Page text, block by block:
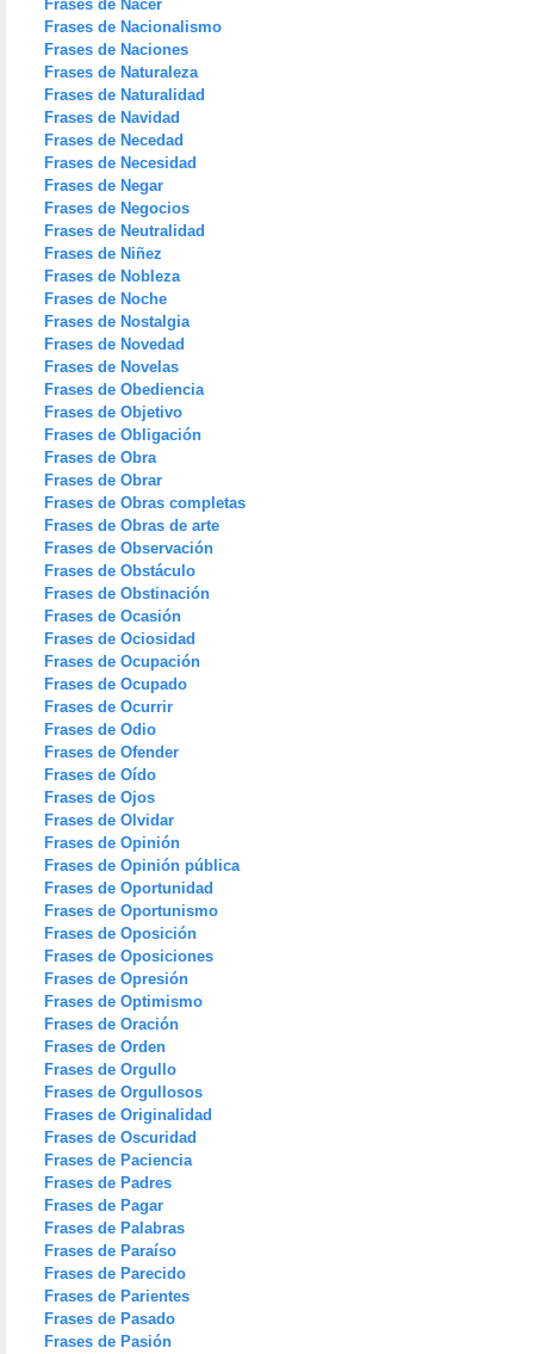
Frases de Nacer
Frases de Nacionalismo
Frases de Naciones
Frases de Naturaleza
Frases de Naturalidad
Frases de Navidad
Frases de Necedad
Frases de Necesidad
Frases de Negar
Frases de Negocios
Frases de Neutralidad
Frases de Niñez
Frases de Nobleza
Frases de Noche
Frases de Nostalgia
Frases de Novedad
Frases de Novelas
Frases de Obediencia
Frases de Objetivo
Frases de Obligación
Frases de Obra
Frases de Obrar
Frases de Obras completas
Frases de Obras de arte
Frases de Observación
Frases de Obstáculo
Frases de Obstinación
Frases de Ocasión
Frases de Ociosidad
Frases de Ocupación
Frases de Ocupado
Frases de Ocurrir
Frases de Odio
Frases de Ofender
Frases de Oído
Frases de Ojos
Frases de Olvidar
Frases de Opinión
Frases de Opinión pública
Frases de Oportunidad
Frases de Oportunismo
Frases de Oposición
Frases de Oposiciones
Frases de Opresión
Frases de Optimismo
Frases de Oración
Frases de Orden
Frases de Orgullo
Frases de Orgullosos
Frases de Originalidad
Frases de Oscuridad
Frases de Paciencia
Frases de Padres
Frases de Pagar
Frases de Palabras
Frases de Paraíso
Frases de Parecido
Frases de Parientes
Frases de Pasado
Frases de Pasión